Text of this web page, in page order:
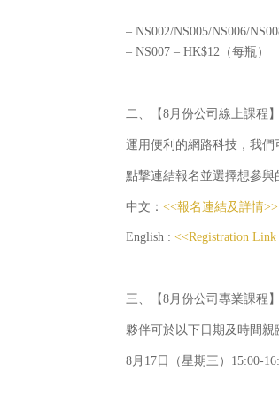
– NS002/NS005/NS006/
– NS007 – HK$12（每瓶）
二、【8月份公司線上課程】
運用便利的網路科技，我們
點撃連結報名並選擇想參與
中文： <<報名連結及詳情>>
English : <<Registration
三、【8月份公司專業課程】
夥伴可於以下日期及時間親
8月17日（星期三）15:00-